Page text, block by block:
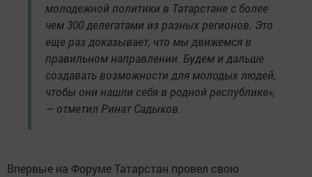
молодежной политики в Татарстане с более
чем 300 делегатами из разных регионов. Это
еще раз доказывает, что мы движемся в
правильном направлении. Будем и дальше
создавать возможности для молодых людей,
чтобы они нашли себя в родной республике»,
— отметил Ринат Садыков.
Впервые на Форуме Татарстан провел свою